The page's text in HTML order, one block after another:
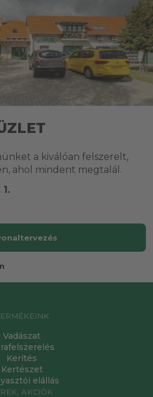
a kiválóan felszerelt,
ahol mindent megtalál.
Vadászat
Kerítés
Kertészet
elállás
AKCIÓK